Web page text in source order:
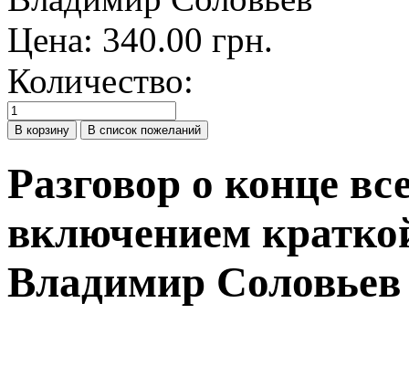
Цена: 340.00 грн.
Количество:
Разговор о конце
включением
Владимир Соловьев